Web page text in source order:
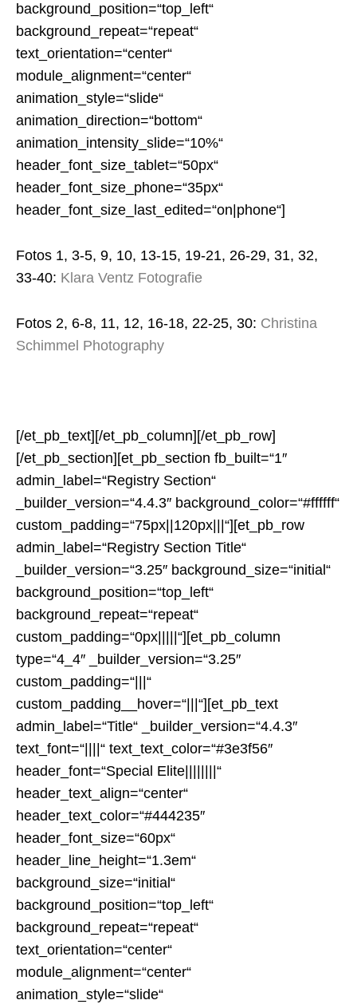
background_position=“top_left“
background_repeat=“repeat“
text_orientation=“center“
module_alignment=“center“
animation_style=“slide“
animation_direction=“bottom“
animation_intensity_slide=“10%“
header_font_size_tablet=“50px“
header_font_size_phone=“35px“
header_font_size_last_edited=“on|phone“]
Fotos 1, 3-5, 9, 10, 13-15, 19-21, 26-29, 31, 32,
33-40: Klara Ventz Fotografie
Fotos 2, 6-8, 11, 12, 16-18, 22-25, 30: Christina
Schimmel Photography
[/et_pb_text][/et_pb_column][/et_pb_row]
[/et_pb_section][et_pb_section fb_built=“1″
admin_label=“Registry Section“
_builder_version=“4.4.3″ background_color=“#ffffff“
custom_padding=“75px||120px|||“][et_pb_row
admin_label=“Registry Section Title“
_builder_version=“3.25″ background_size=“initial“
background_position=“top_left“
background_repeat=“repeat“
custom_padding=“0px|||||“][et_pb_column
type=“4_4″ _builder_version=“3.25″
custom_padding=“|||“
custom_padding__hover=“|||“][et_pb_text
admin_label=“Title“ _builder_version=“4.4.3″
text_font=“||||“ text_text_color=“#3e3f56″
header_font=“Special Elite||||||||“
header_text_align=“center“
header_text_color=“#444235″
header_font_size=“60px“
header_line_height=“1.3em“
background_size=“initial“
background_position=“top_left“
background_repeat=“repeat“
text_orientation=“center“
module_alignment=“center“
animation_style=“slide“